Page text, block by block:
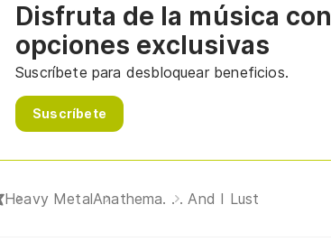
Disfruta de la música con
opciones exclusivas
Suscríbete para desbloquear beneficios.
Suscríbete
Heavy MetalAnathema. . . And I Lust